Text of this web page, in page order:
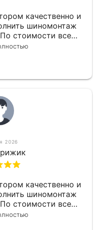
качественно и
шиномонтаж
стоимости все
хочу сказать.
2026
качественно и
шиномонтаж
стоимости все
хочу сказать.